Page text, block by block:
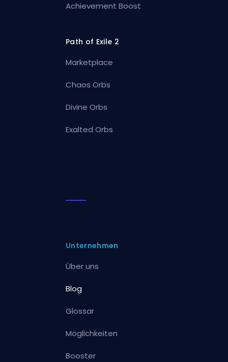
Achievement Boost
Path of Exile 2
Marketplace
Chaos Orbs
Divine Orbs
Exalted Orbs
Unternehmen
Über uns
Blog
Glossar
Möglichkeiten
Booster